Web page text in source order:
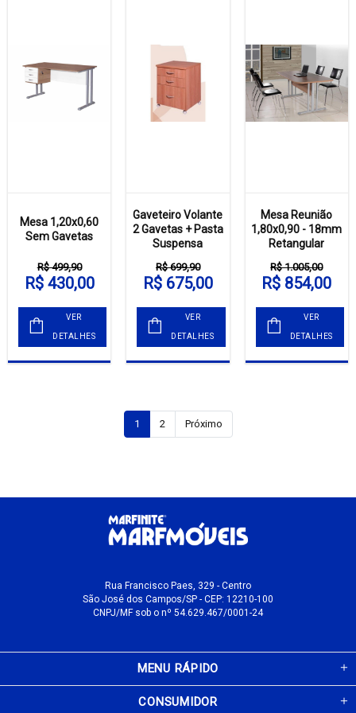
Mesa 1,20x0,60
Sem Gavetas
R$ 499,90
R$ 430,00
VER
DETALHES
Gaveteiro Volante
2 Gavetas + Pasta
Suspensa
R$ 699,90
R$ 675,00
VER
DETALHES
Mesa Reunião
1,80x0,90 - 18mm
Retangular
R$ 1.005,00
R$ 854,00
VER
DETALHES
1 2 Próximo
Rua Francisco Paes, 329 - Centro
São José dos Campos/SP - CEP: 12210-100
CNPJ/MF sob o nº 54.629.467/0001-24
MENU RÁPIDO
CONSUMIDOR